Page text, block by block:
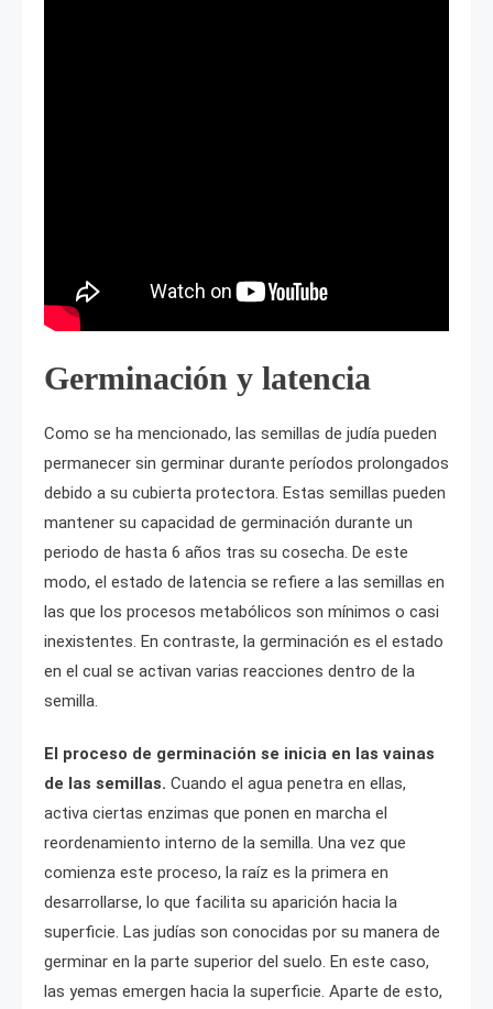
Germinación y latencia
Como se ha mencionado, las semillas de judía pueden
permanecer sin germinar durante períodos prolongados
debido a su cubierta protectora. Estas semillas pueden
mantener su capacidad de germinación durante un
periodo de hasta 6 años tras su cosecha. De este
modo, el estado de latencia se refiere a las semillas en
las que los procesos metabólicos son mínimos o casi
inexistentes. En contraste, la germinación es el estado
en el cual se activan varias reacciones dentro de la
semilla.
El proceso de germinación se inicia en las vainas
de las semillas. Cuando el agua penetra en ellas,
activa ciertas enzimas que ponen en marcha el
reordenamiento interno de la semilla. Una vez que
comienza este proceso, la raíz es la primera en
desarrollarse, lo que facilita su aparición hacia la
superficie. Las judías son conocidas por su manera de
germinar en la parte superior del suelo. En este caso,
las yemas emergen hacia la superficie. Aparte de esto,